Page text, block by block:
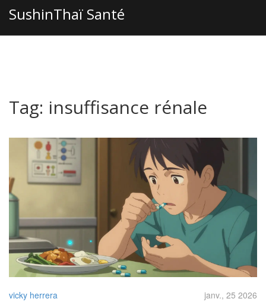
SushinThaï Santé
Tag: insuffisance rénale
vicky herrera janv., 25 2026